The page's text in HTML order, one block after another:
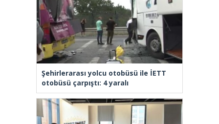
Şehirlerarası yolcu otobüsü ile İETT
otobüsü çarpıştı: 4 yaralı